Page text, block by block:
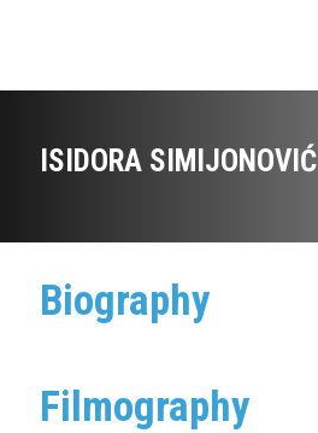
ISIDORA SIMIJONOVIĆ
Biography
Filmography